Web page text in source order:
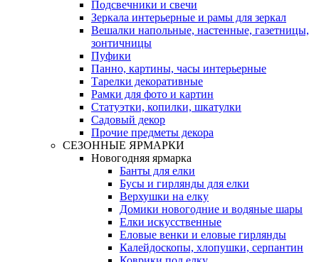
Подсвечники и свечи
Зеркала интерьерные и рамы для зеркал
Вешалки напольные, настенные, газетницы,
зонтичницы
Пуфики
Панно, картины, часы интерьерные
Тарелки декоративные
Рамки для фото и картин
Статуэтки, копилки, шкатулки
Садовый декор
Прочие предметы декора
СЕЗОННЫЕ ЯРМАРКИ
Новогодняя ярмарка
Банты для елки
Бусы и гирлянды для елки
Верхушки на елку
Домики новогодние и водяные шары
Елки искусственные
Еловые венки и еловые гирлянды
Калейдоскопы, хлопушки, серпантин